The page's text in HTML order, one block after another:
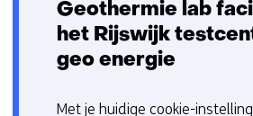
Geothermie lab
het Rijswijk
geo energie
C
Met je huidige cookie-